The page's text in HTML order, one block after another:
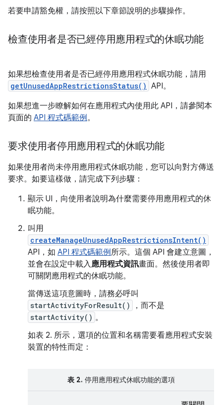
若要申請豁免權，請按照以下章節說明的步驟操作。
檢查使用者是否已經停用應用程式的休眠功能
如果想檢查使用者是否已經停用應用程式休眠功能，請用
getUnusedAppRestrictionsStatus() API。
如果想進一步瞭解如何在應用程式內使用此 API，請參閱本
頁面的 API 程式碼範例。
要求使用者停用應用程式的休眠功能
如果使用者尚未停用應用程式休眠功能，您可以向對方傳送
要求。如要這樣做，請完成下列步驟：
顯示 UI，向使用者說明為什麼需要停用應用程式的休
眠功能。
叫用
createManageUnusedAppRestrictionsIntent()
API，如 API 程式碼範例所示。這個 API 會建立意圖，
並會在設定中載入應用程式資訊畫面。然後使用者即
可關閉應用程式的休眠功能。
當傳送這項意圖時，請務必呼叫
startActivityForResult() ，而不是
startActivity() 。
如表 2. 所示，選項的位置和名稱需要看應用程式安裝
裝置的特性而定：
表 2. 停用應用程式休眠功能的選項